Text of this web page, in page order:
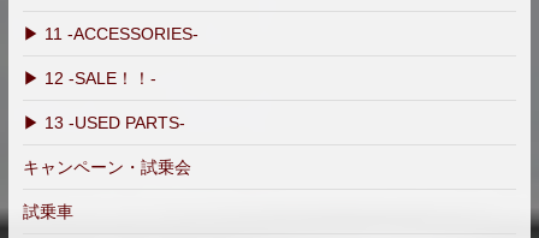
▶ 11 -ACCESSORIES-
▶ 12 -SALE！！-
▶ 13 -USED PARTS-
キャンペーン・試乗会
試乗車